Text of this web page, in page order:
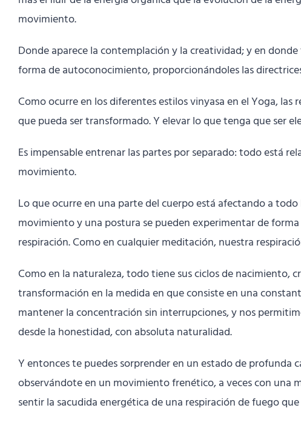
movimiento.
Donde aparece la contemplación y la creatividad; y en
forma de autoconocimiento, proporcionándoles las
Como ocurre en los diferentes estilos vinyasa en el Yoga,
que pueda ser transformado. Y elevar lo que tenga que ser
Es impensable entrenar las partes por separado: todo está
movimiento.
Lo que ocurre en una parte del cuerpo está afectando a
movimiento y una postura se pueden experimentar de
respiración. Como en cualquier meditación, nuestra
Como en la naturaleza, todo tiene sus ciclos de nacimiento,
transformación en la medida en que consiste en una
mantener la concentración sin interrupciones, y nos
desde la honestidad, con absoluta naturalidad.
Y entonces te puedes sorprender en un estado de profunda
observándote en un movimiento frenético, a veces con una
sentir la sacudida energética de una respiración de fuego